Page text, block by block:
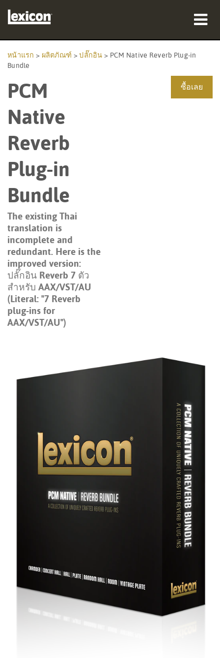
ผลิตภัณฑ์
มืออาชีพ
กรณีศึกษา
การฝึกอบรม
การสนับสนุน
ภาษา/ภูมิภาค
หน้าแรก > ผลิตภัณฑ์ >ปลั๊กอิน > PCM Native Reverb Plug-in
Bundle
PCM
Native
Reverb
Plug-in
Bundle
The existing Thai
translation is
incomplete and
redundant. Here is the
improved version:
ปลั๊กอิน Reverb 7 ตัว
สำหรับ AAX/VST/AU
(Literal: "7 Reverb
plug-ins for
AAX/VST/AU")
ซื้อเลย